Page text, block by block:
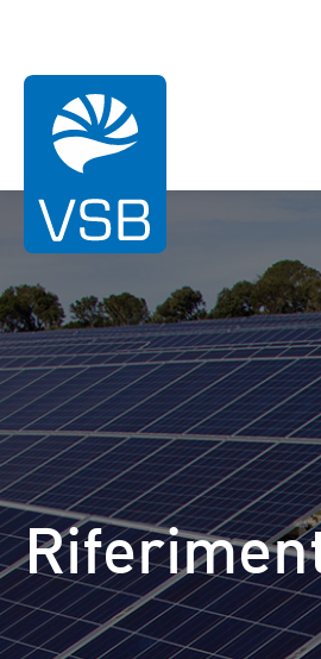
Sei qui: Pagina iniziale